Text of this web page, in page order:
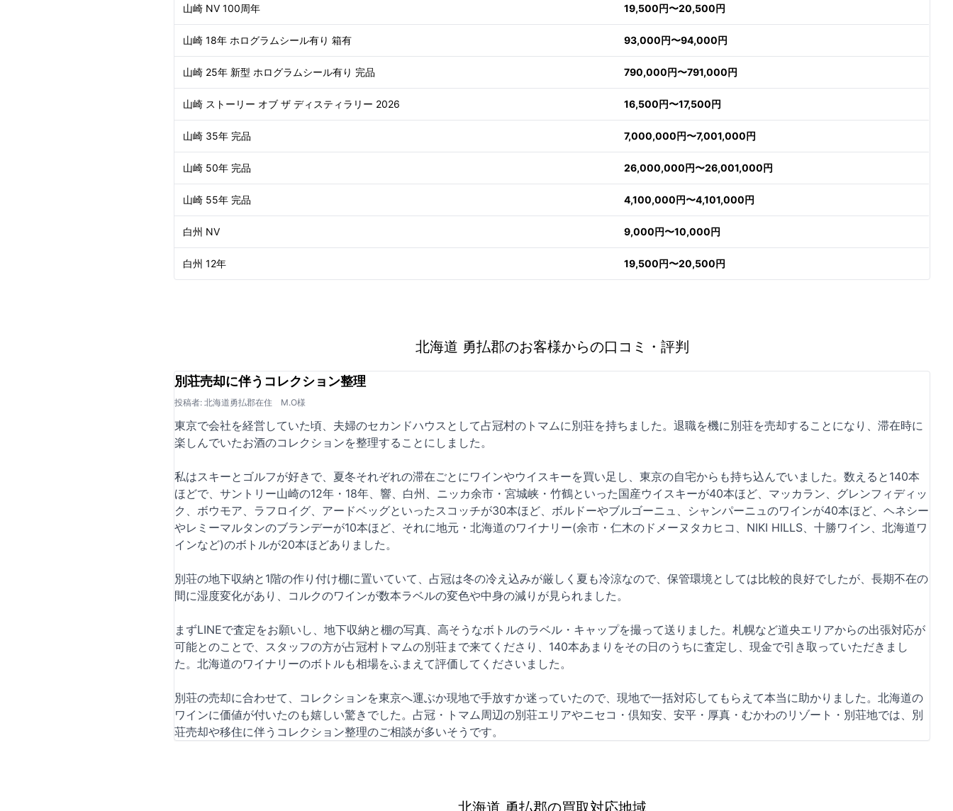
山崎 NV 100周年 19,500円〜20,500円
山崎 18年 ホログラムシール有り 箱有 93,000円〜94,000円
山崎 25年 新型 ホログラムシール有り 完品 790,000円〜791,000円
山崎 ストーリー オブ ザ ディスティラリー 2026 16,500円〜17,500円
山崎 35年 完品 7,000,000円〜7,001,000円
山崎 50年 完品 26,000,000円〜26,001,000円
山崎 55年 完品 4,100,000円〜4,101,000円
白州 NV 9,000円〜10,000円
白州 12年 19,500円〜20,500円
北海道 勇払郡のお客様からの口コミ・評判
別荘売却に伴うコレクション整理
投稿者: 北海道勇払郡在住 M.O様
東京で会社を経営していた頃、夫婦のセカンドハウスとして占冠村のトマムに別荘を持ちました。退職を機に別荘を売却することになり、滞在時に
楽しんでいたお酒のコレクションを整理することにしました。
私はスキーとゴルフが好きで、夏冬それぞれの滞在ごとにワインやウイスキーを買い足し、東京の自宅からも持ち込んでいました。数えると140本
ほどで、サントリー山崎の12年・18年、響、白州、ニッカ余市・宮城峡・竹鶴といった国産ウイスキーが40本ほど、マッカラン、グレンフィディッ
ク、ボウモア、ラフロイグ、アードベッグといったスコッチが30本ほど、ボルドーやブルゴーニュ、シャンパーニュのワインが40本ほど、ヘネシー
やレミーマルタンのブランデーが10本ほど、それに地元・北海道のワイナリー(余市・仁木のドメーヌタカヒコ、NIKI HILLS、十勝ワイン、北海道ワ
インなど)のボトルが20本ほどありました。
別荘の地下収納と1階の作り付け棚に置いていて、占冠は冬の冷え込みが厳しく夏も冷涼なので、保管環境としては比較的良好でしたが、長期不在の
間に湿度変化があり、コルクのワインが数本ラベルの変色や中身の減りが見られました。
まずLINEで査定をお願いし、地下収納と棚の写真、高そうなボトルのラベル・キャップを撮って送りました。札幌など道央エリアからの出張対応が
可能とのことで、スタッフの方が占冠村トマムの別荘まで来てくださり、140本あまりをその日のうちに査定し、現金で引き取っていただきまし
た。北海道のワイナリーのボトルも相場をふまえて評価してくださいました。
別荘の売却に合わせて、コレクションを東京へ運ぶか現地で手放すか迷っていたので、現地で一括対応してもらえて本当に助かりました。北海道の
ワインに価値が付いたのも嬉しい驚きでした。占冠・トマム周辺の別荘エリアやニセコ・倶知安、安平・厚真・むかわのリゾート・別荘地では、別
荘売却や移住に伴うコレクション整理のご相談が多いそうです。
北海道 勇払郡の買取対応地域